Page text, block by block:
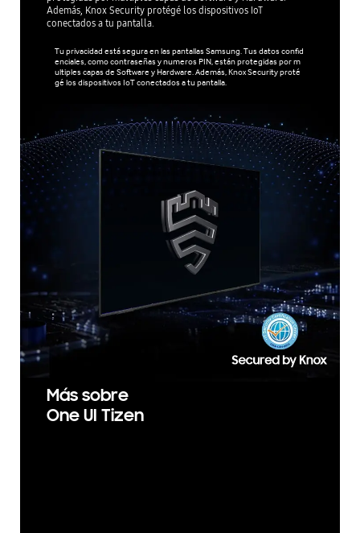
Además, Knox Security protégé los dispositivos IoT
conectados a tu pantalla.
Tu privacidad está segura en las pantallas Samsung. Tus datos confid
enciales, como contraseñas y numeros PIN, están protegidas por m
ultiples capas de Software y Hardware. Además, Knox Security proté
gé los dispositivos IoT conectados a tu pantalla.
Más sobre
One UI Tizen